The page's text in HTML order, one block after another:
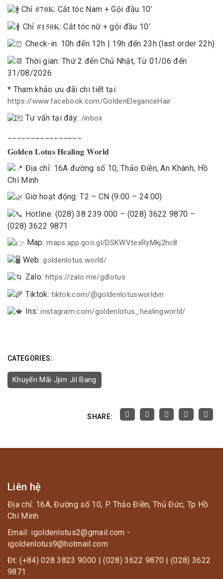
Chỉ #𝟕𝟎𝐊: Cắt tóc Nam + Gội đầu 10’
Chỉ #𝟏𝟓𝟎𝐊: Cắt tóc nữ + gội đầu 10’
Check-in: 10h đến 12h | 19h đến 23h (last order 22h)
Thời gian: Thứ 2 đến Chủ Nhật, Từ 01/06 đến
31/08/2026
* Tham khảo ưu đãi chi tiết tại:
https://www.facebook.com/GoldenEleganceHair
Tư vấn tại đây: /inbox
𝐆𝐨𝐥𝐝𝐞𝐧 𝐋𝐨𝐭𝐮𝐬 𝐇𝐞𝐚𝐥𝐢𝐧𝐠 𝐖𝐨𝐫𝐥𝐝
Địa chỉ: 16A đường số 10, Thảo Điền, An Khánh, Hồ
Chí Minh
Giờ hoạt động: T2 – CN (9:00 – 24:00)
Hotline: (028) 38 239 000 – (028) 3622 9870 –
(028) 3622 9871
Map:maps.app.goo.gl/DSKWVtexRyMkj2hc8
Web:goldenlotus.world/
Zalo: https://zalo.me/gdlotus
Tiktok:tiktok.com/@goldenlotusworldvn
Ins:instagram.com/goldenlotus_healingworld/
CATEGORIES:
Khuyến Mãi Jjim Jil Bang
SHARE:
Liên hệ
Địa chỉ: 16A, Đường số 10, P. Thảo Điền, Thủ Đức, Tp Hồ
Chí Minh
Email: igoldenlotus2@gmail.com -
igoldenlotus9@hotmail.com
Đt: (+84) 028 3823 9000 | (028) 3622 9870 | (028) 3622
9871